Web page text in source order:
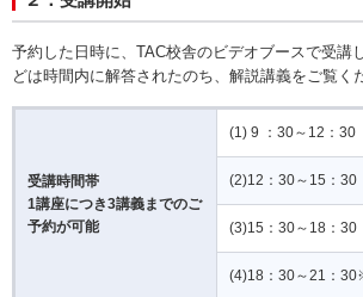
予約した日時に、TAC校舎のビデオブースで受講
どは時間内に解答されたのち、解説講義をご覧く
受講時間帯
1講座につき3講義までのご
予約が可能
(1) 9 ：30～12：30
(2)12：30～15：30
(3)15：30～18：30
(4)18：30～21：